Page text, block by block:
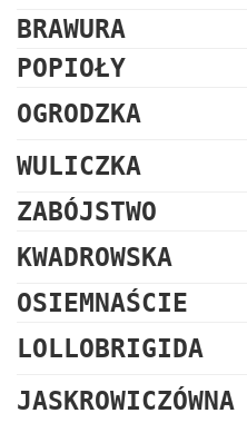
BRAWURA
POPIOŁY
OGRODZKA
WULICZKA
ZABÓJSTWO
KWADROWSKA
OSIEMNAŚCIE
LOLLOBRIGIDA
JASKROWICZÓWNA